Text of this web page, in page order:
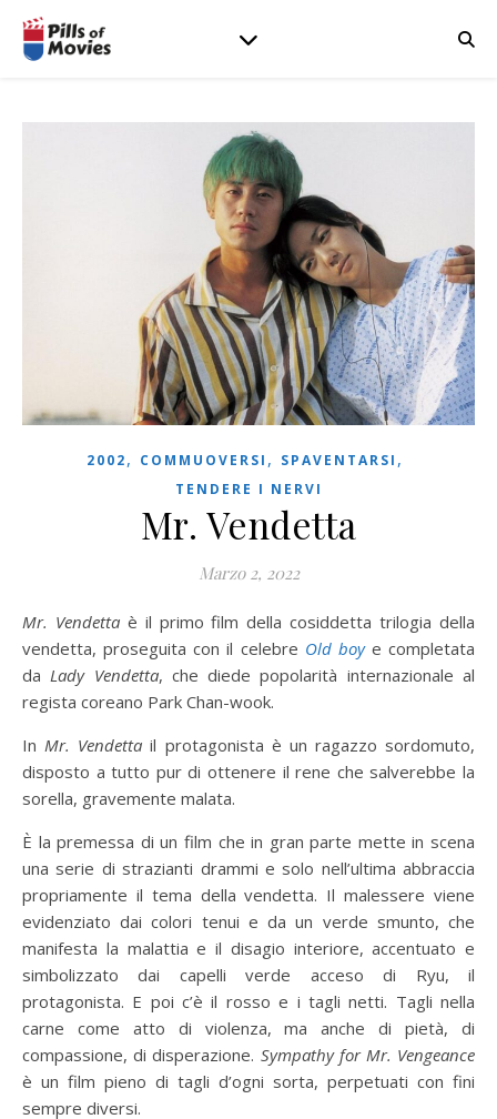
2002, COMMUOVERSI , SPAVENTARSI ,
TENDERE I NERVI
Mr. Vendetta
Marzo 2, 2022
Mr. Vendetta è il primo film della cosiddetta trilogia della
vendetta, proseguita con il celebre Old boye completata
da Lady Vendetta, che diede popolarità internazionale al
regista coreano Park Chan-wook.
In Mr. Vendettail protagonista è un ragazzo sordomuto,
disposto a tutto pur di ottenere il rene che salverebbe la
sorella, gravemente malata.
È la premessa di un film che in gran parte mette in scena
una serie di strazianti drammi e solo nell’ultima abbraccia
propriamente il tema della vendetta. Il malessere viene
evidenziato dai colori tenui e da un verde smunto, che
manifesta la malattia e il disagio interiore, accentuato e
simbolizzato dai capelli verde acceso di Ryu, il
protagonista. E poi c’è il rosso e i tagli netti. Tagli nella
carne come atto di violenza, ma anche di pietà, di
compassione, di disperazione. Sympathy for Mr. Vengeance
è un film pieno di tagli d’ogni sorta, perpetuati con fini
sempre diversi.